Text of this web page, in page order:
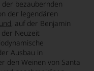
bezaubernden
der legendären
, auf der Benjamin
Neuzeit
Ausbau in
den Weinen von Santa